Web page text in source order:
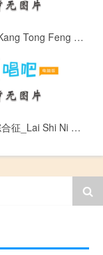
抗痛风药_Kang Tong Feng Yao
莱施尼汉综合征_Lai Shi Ni Han Zong He Zheng